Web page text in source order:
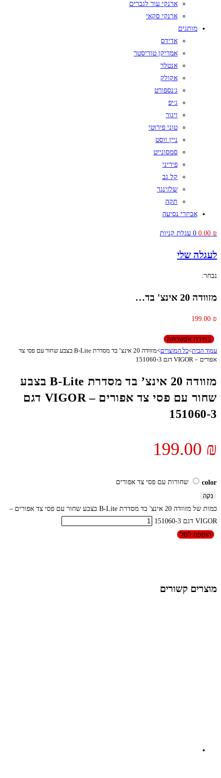
ארנקי עור לגברים
ארנקי סקאי
מותגים
אדידס
אמריקן טוריסטר
אנטלר
אקולק
ג׳נספורט
ג׳יפ
ויגור
טוני פירוטי
ניין ווסט
סמסונייט
פיריני
קל גב
שלזינגר
תקה
אביזרי נסיעה
0.00 ₪
0 עגלת קניות
לעגלה שלי
נבחר:
מזוודה 20 אינצ' בד…
199.00 ₪
בחירת אפשרויות
עמוד הבית>כל המוצרים>
מזוודה 20 אינצ’ בד מסדרת B-Lite בצבע שחור עם פסי צד
אפורים – VIGOR דגם 151060-3
מזוודה 20 אינצ’ בד מסדרת B-Lite בצבע
שחור עם פסי צד אפורים – VIGOR דגם
151060-3
199.00 ₪
color
שחורות עם פסי צד אפורים
נקה
כמות של מזוודה 20 אינצ' בד מסדרת B-Lite בצבע שחור עם פסי צד אפורים –
VIGOR דגם 151060-3
הוספה לסל
מוצרים קשורים